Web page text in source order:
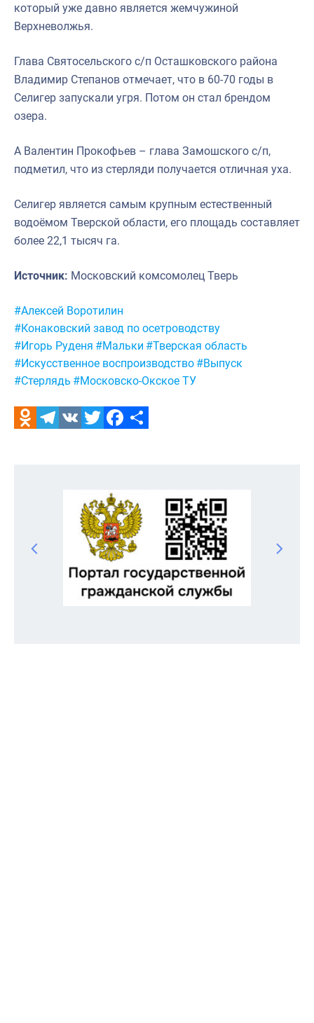
который уже давно является жемчужиной
Верхневолжья.
Глава Святосельского с/п Осташковского района
Владимир Степанов отмечает, что в 60-70 годы в
Селигер запускали угря. Потом он стал брендом
озера.
А Валентин Прокофьев – глава Замошского с/п,
подметил, что из стерляди получается отличная уха.
Селигер является самым крупным естественный
водоёмом Тверской области, его площадь составляет
более 22,1 тысяч га.
Источник: Московский комсомолец Тверь
Метки:
#Алексей Воротилин
#Конаковский завод по осетроводству
#Игорь Руденя #Мальки #Тверская область
#Искусственное воспроизводство #Выпуск
#Стерлядь #Московско-Окское ТУ